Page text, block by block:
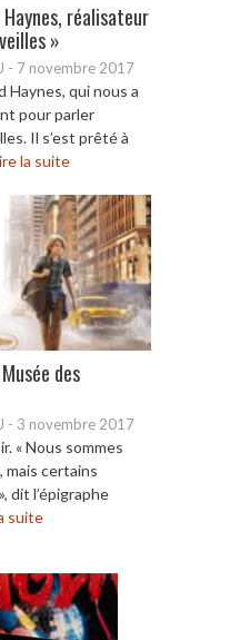
réalisateur
»
- 7 novembre 2017
Haynes, qui nous a
pour parler
Il s’est prêté à
la suite
des
- 3 novembre 2017
« Nous sommes
mais certains
dit l’épigraphe
suite